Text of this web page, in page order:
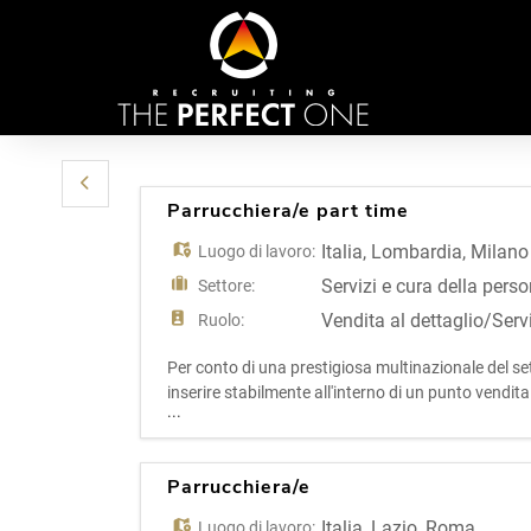
Parrucchiera/e part time
Luogo di lavoro: Italia, Lombardia, Milano
Settore: Servizi e cura della
Ruolo: Vendita al dettaglio/
Per conto di una prestigiosa multinazionale del
inserire stabilmente all'interno di un punto
professionale, appassionata del mondo hairstyling
...
Parrucchiera/e